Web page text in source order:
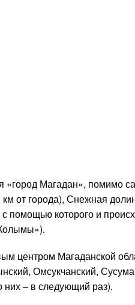
Магадан», помимо
от города), Снежная
которого и
центром Магаданской
Омсукчанский,
них – в следующий раз).